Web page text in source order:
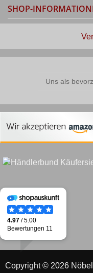
SHOP-
Uns als
Copyright © 2026